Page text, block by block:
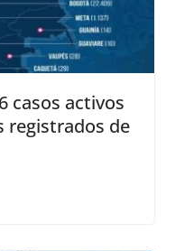
casos activos
registrados de